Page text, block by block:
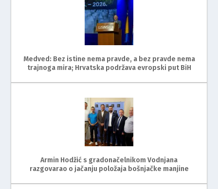
Medved: Bez istine nema pravde, a bez pravde nema
trajnoga mira; Hrvatska podržava evropski put BiH
Armin Hodžić s gradonačelnikom Vodnjana
razgovarao o jačanju položaja bošnjačke manjine